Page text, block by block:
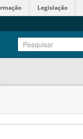
Legislação